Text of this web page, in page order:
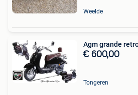
Weelde
Agm grande
€ 600,00
Tongeren